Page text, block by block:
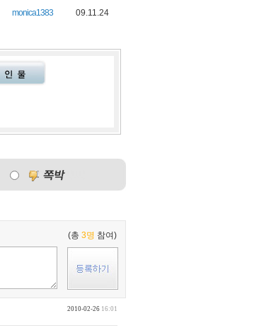
monica1383 09.11.24
(총 3명 참여)
2010-02-26 16:01